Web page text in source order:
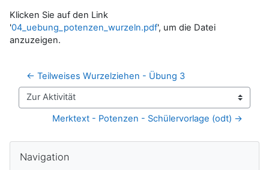
Abschlussbedingungen
Klicken Sie auf den Link
'04_uebung_potenzen_wurzeln.pdf', um die Datei
anzuzeigen.
← Teilweises Wurzelziehen - Übung 3
Zur Aktivität
Merktext - Potenzen - Schülervorlage (odt) →
Blöcke
Navigation